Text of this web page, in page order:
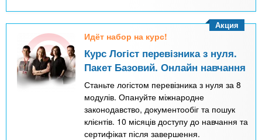
Идёт набор на курс!
Курс Логіст перевізника з нуля.
Пакет Базовий. Онлайн навчання
Станьте логістом перевізника з нуля за 8
модулів. Опануйте міжнародне
законодавство, документообіг та пошук
клієнтів. 10 місяців доступу до навчання та
сертифікат після завершення.
Акция